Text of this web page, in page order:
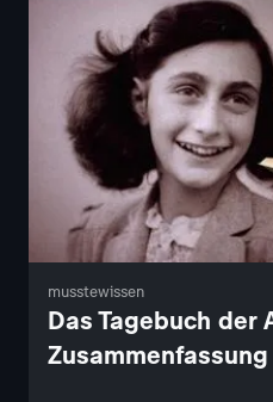
musstewissen
Das Tagebuch der
Zusammenfassung